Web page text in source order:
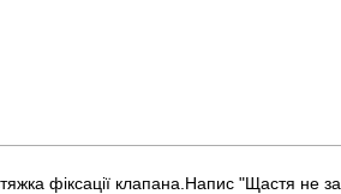
фіксації клапана.Напис "Щастя не за